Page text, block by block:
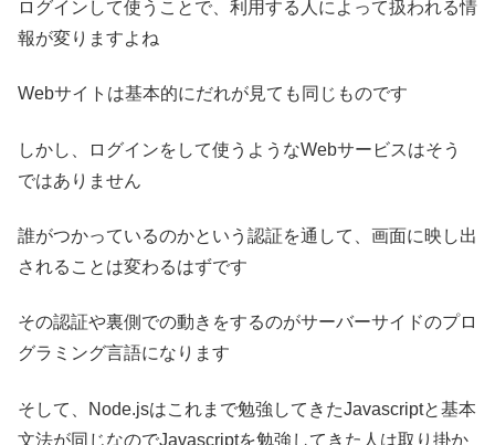
ログインして使うことで、利用する人によって扱われる情
報が変りますよね
Webサイトは基本的にだれが見ても同じものです
しかし、ログインをして使うようなWebサービスはそう
ではありません
誰がつかっているのかという認証を通して、画面に映し出
されることは変わるはずです
その認証や裏側での動きをするのがサーバーサイドのプロ
グラミング言語になります
そして、Node.jsはこれまで勉強してきたJavascriptと基本
文法が同じなのでJavascriptを勉強してきた人は取り掛か